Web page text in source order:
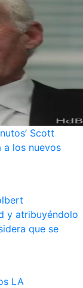
Scott
a los nuevos
y atribuyéndolo
que se
LA